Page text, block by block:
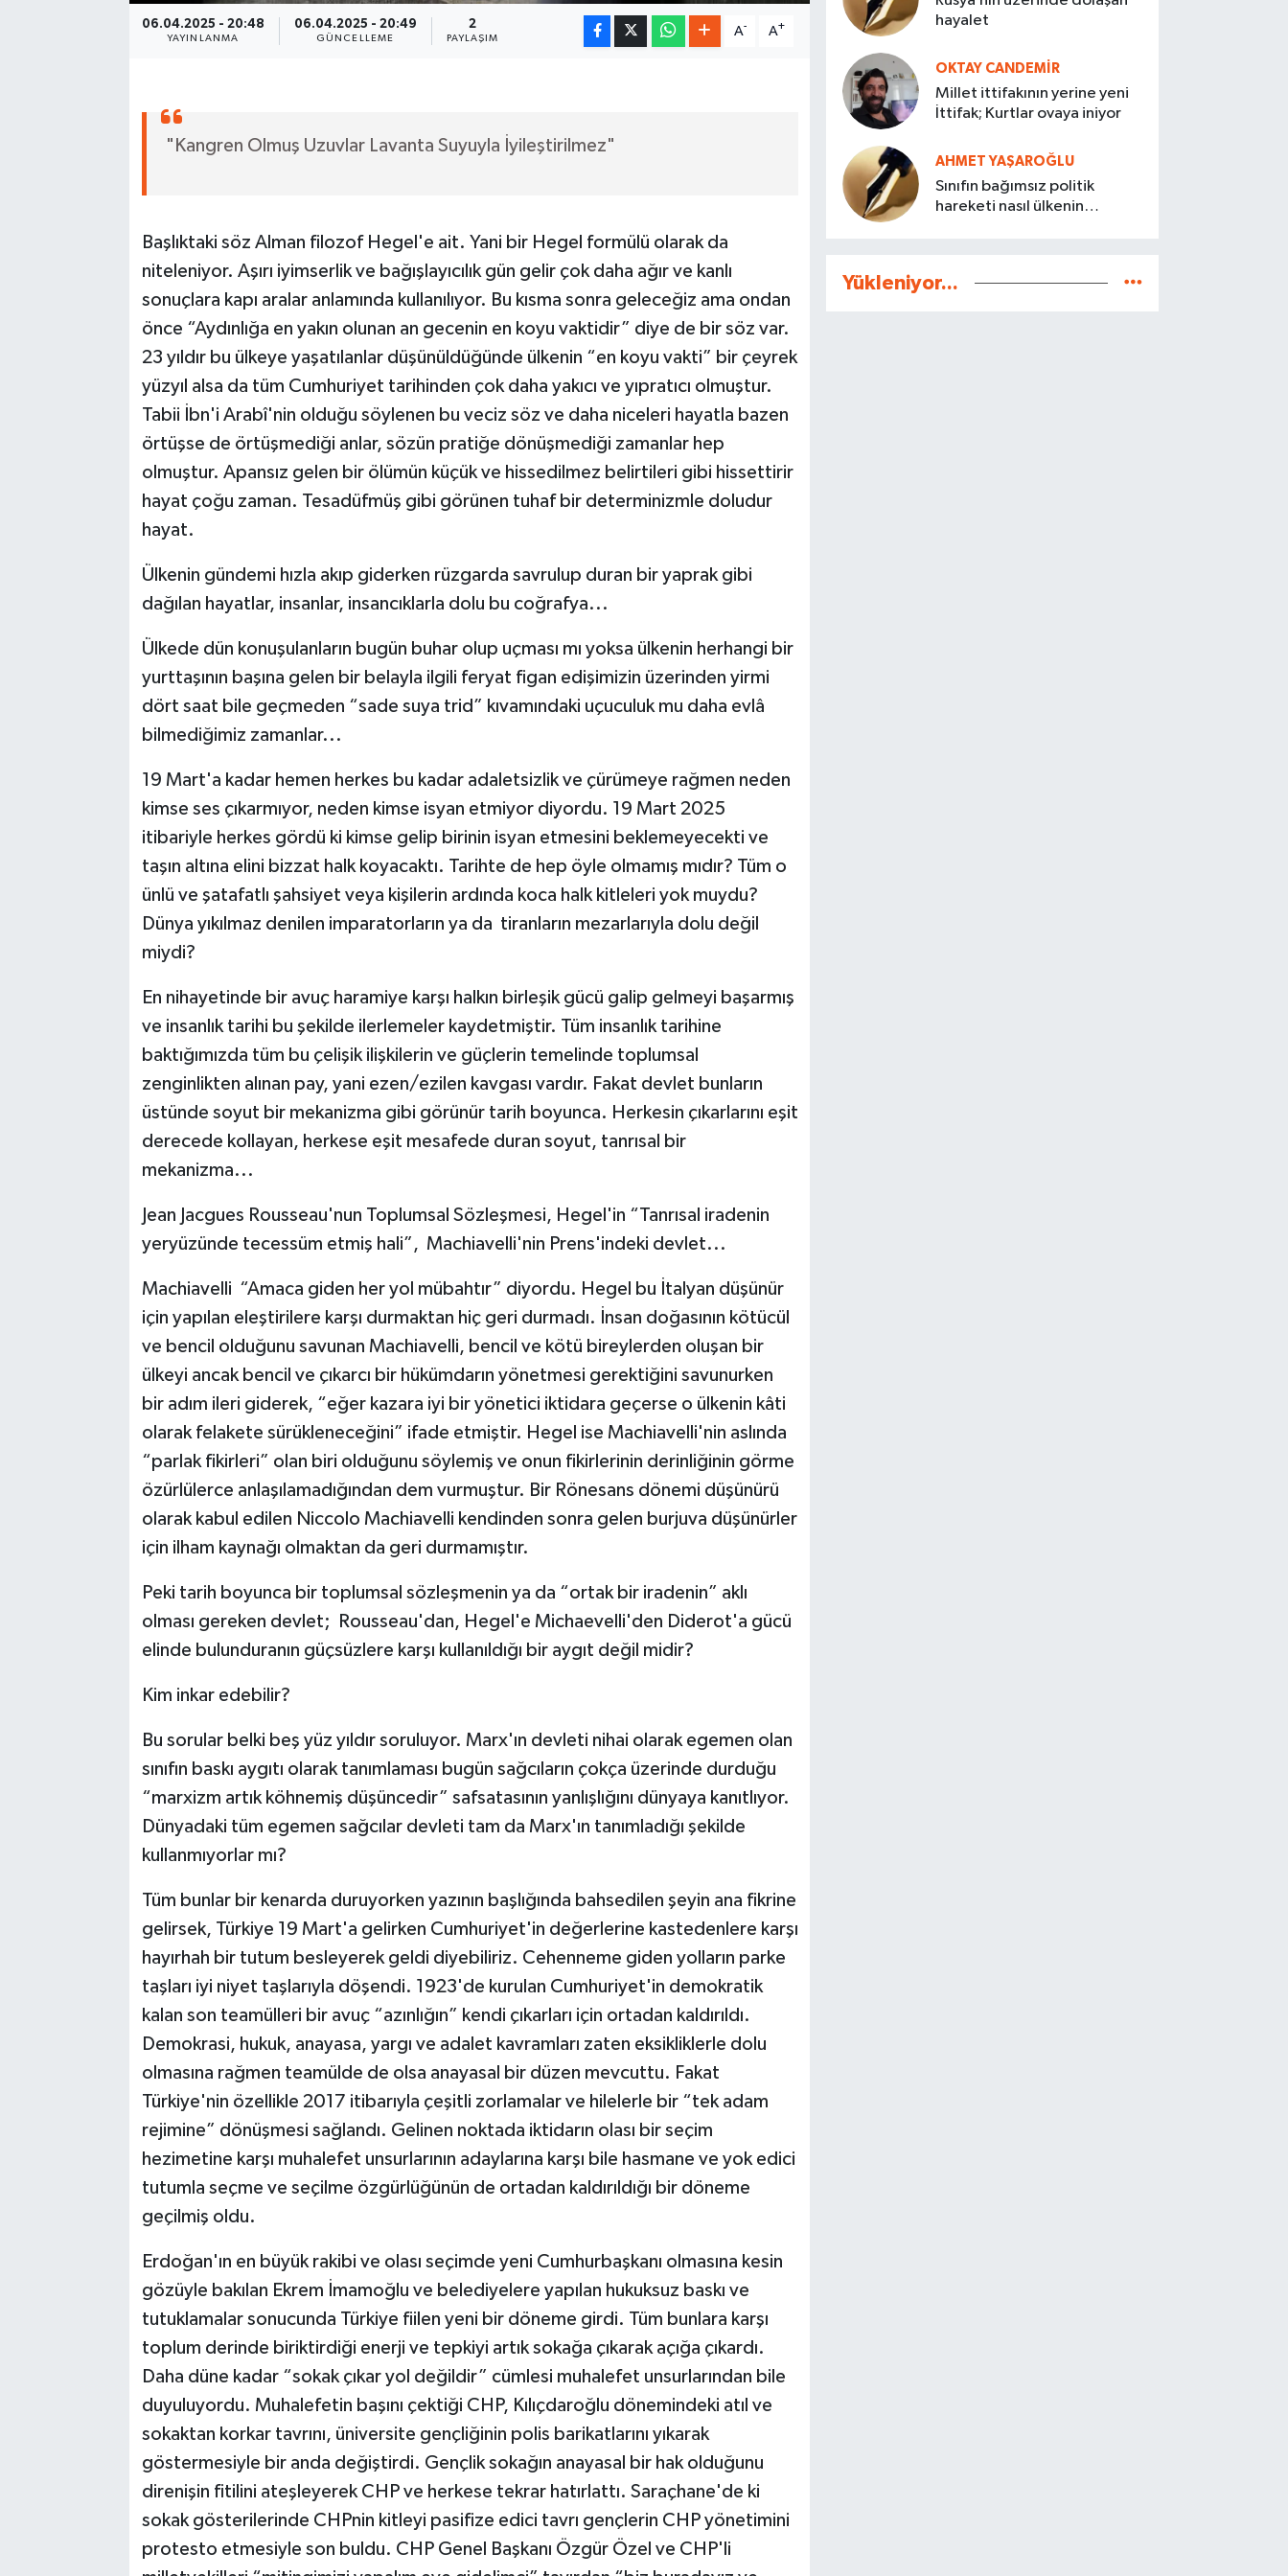
06.04.2025 - 20:48
YAYINLANMA
06.04.2025 - 20:49
GÜNCELLEME
2
PAYLAŞIM
A- A+
"Kangren Olmuş Uzuvlar Lavanta Suyuyla İyileştirilmez"
Başlıktaki söz Alman filozof Hegel'e ait. Yani bir Hegel formülü olarak da
niteleniyor. Aşırı iyimserlik ve bağışlayıcılık gün gelir çok daha ağır ve kanlı
sonuçlara kapı aralar anlamında kullanılıyor. Bu kısma sonra geleceğiz ama ondan
önce “Aydınlığa en yakın olunan an gecenin en koyu vaktidir” diye de bir söz var.
23 yıldır bu ülkeye yaşatılanlar düşünüldüğünde ülkenin “en koyu vakti” bir çeyrek
yüzyıl alsa da tüm Cumhuriyet tarihinden çok daha yakıcı ve yıpratıcı olmuştur.
Tabii İbn'i Arabî'nin olduğu söylenen bu veciz söz ve daha niceleri hayatla bazen
örtüşse de örtüşmediği anlar, sözün pratiğe dönüşmediği zamanlar hep
olmuştur. Apansız gelen bir ölümün küçük ve hissedilmez belirtileri gibi hissettirir
hayat çoğu zaman. Tesadüfmüş gibi görünen tuhaf bir determinizmle doludur
hayat.
Ülkenin gündemi hızla akıp giderken rüzgarda savrulup duran bir yaprak gibi
dağılan hayatlar, insanlar, insancıklarla dolu bu coğrafya...
Ülkede dün konuşulanların bugün buhar olup uçması mı yoksa ülkenin herhangi bir
yurttaşının başına gelen bir belayla ilgili feryat figan edişimizin üzerinden yirmi
dört saat bile geçmeden “sade suya trid” kıvamındaki uçuculuk mu daha evlâ
bilmediğimiz zamanlar...
19 Mart'a kadar hemen herkes bu kadar adaletsizlik ve çürümeye rağmen neden
kimse ses çıkarmıyor, neden kimse isyan etmiyor diyordu. 19 Mart 2025
itibariyle herkes gördü ki kimse gelip birinin isyan etmesini beklemeyecekti ve
taşın altına elini bizzat halk koyacaktı. Tarihte de hep öyle olmamış mıdır? Tüm o
ünlü ve şatafatlı şahsiyet veya kişilerin ardında koca halk kitleleri yok muydu?
Dünya yıkılmaz denilen imparatorların ya da tiranların mezarlarıyla dolu değil
miydi?
En nihayetinde bir avuç haramiye karşı halkın birleşik gücü galip gelmeyi başarmış
ve insanlık tarihi bu şekilde ilerlemeler kaydetmiştir. Tüm insanlık tarihine
baktığımızda tüm bu çelişik ilişkilerin ve güçlerin temelinde toplumsal
zenginlikten alınan pay, yani ezen/ezilen kavgası vardır. Fakat devlet bunların
üstünde soyut bir mekanizma gibi görünür tarih boyunca. Herkesin çıkarlarını eşit
derecede kollayan, herkese eşit mesafede duran soyut, tanrısal bir
mekanizma...
Jean Jacgues Rousseau'nun Toplumsal Sözleşmesi, Hegel'in “Tanrısal iradenin
yeryüzünde tecessüm etmiş hali”, Machiavelli'nin Prens'indeki devlet...
Machiavelli “Amaca giden her yol mübahtır” diyordu. Hegel bu İtalyan düşünür
için yapılan eleştirilere karşı durmaktan hiç geri durmadı. İnsan doğasının kötücül
ve bencil olduğunu savunan Machiavelli, bencil ve kötü bireylerden oluşan bir
ülkeyi ancak bencil ve çıkarcı bir hükümdarın yönetmesi gerektiğini savunurken
bir adım ileri giderek, “eğer kazara iyi bir yönetici iktidara geçerse o ülkenin kâti
olarak felakete sürükleneceğini” ifade etmiştir. Hegel ise Machiavelli'nin aslında
“parlak fikirleri” olan biri olduğunu söylemiş ve onun fikirlerinin derinliğinin görme
özürlülerce anlaşılamadığından dem vurmuştur. Bir Rönesans dönemi düşünürü
olarak kabul edilen Niccolo Machiavelli kendinden sonra gelen burjuva düşünürler
için ilham kaynağı olmaktan da geri durmamıştır.
Peki tarih boyunca bir toplumsal sözleşmenin ya da “ortak bir iradenin” aklı
olması gereken devlet; Rousseau'dan, Hegel'e Michaevelli'den Diderot'a gücü
elinde bulunduranın güçsüzlere karşı kullanıldığı bir aygıt değil midir?
Kim inkar edebilir?
Bu sorular belki beş yüz yıldır soruluyor. Marx'ın devleti nihai olarak egemen olan
sınıfın baskı aygıtı olarak tanımlaması bugün sağcıların çokça üzerinde durduğu
“marxizm artık köhnemiş düşüncedir” safsatasının yanlışlığını dünyaya kanıtlıyor.
Dünyadaki tüm egemen sağcılar devleti tam da Marx'ın tanımladığı şekilde
kullanmıyorlar mı?
Tüm bunlar bir kenarda duruyorken yazının başlığında bahsedilen şeyin ana fikrine
gelirsek, Türkiye 19 Mart'a gelirken Cumhuriyet'in değerlerine kastedenlere karşı
hayırhah bir tutum besleyerek geldi diyebiliriz. Cehenneme giden yolların parke
taşları iyi niyet taşlarıyla döşendi. 1923'de kurulan Cumhuriyet'in demokratik
kalan son teamülleri bir avuç “azınlığın” kendi çıkarları için ortadan kaldırıldı.
Demokrasi, hukuk, anayasa, yargı ve adalet kavramları zaten eksikliklerle dolu
olmasına rağmen teamülde de olsa anayasal bir düzen mevcuttu. Fakat
Türkiye'nin özellikle 2017 itibarıyla çeşitli zorlamalar ve hilelerle bir “tek adam
rejimine” dönüşmesi sağlandı. Gelinen noktada iktidarın olası bir seçim
hezimetine karşı muhalefet unsurlarının adaylarına karşı bile hasmane ve yok edici
tutumla seçme ve seçilme özgürlüğünün de ortadan kaldırıldığı bir döneme
geçilmiş oldu.
Erdoğan'ın en büyük rakibi ve olası seçimde yeni Cumhurbaşkanı olmasına kesin
gözüyle bakılan Ekrem İmamoğlu ve belediyelere yapılan hukuksuz baskı ve
tutuklamalar sonucunda Türkiye fiilen yeni bir döneme girdi. Tüm bunlara karşı
toplum derinde biriktirdiği enerji ve tepkiyi artık sokağa çıkarak açığa çıkardı.
Daha düne kadar “sokak çıkar yol değildir” cümlesi muhalefet unsurlarından bile
duyuluyordu. Muhalefetin başını çektiği CHP, Kılıçdaroğlu dönemindeki atıl ve
sokaktan korkar tavrını, üniversite gençliğinin polis barikatlarını yıkarak
göstermesiyle bir anda değiştirdi. Gençlik sokağın anayasal bir hak olduğunu
direnişin fitilini ateşleyerek CHP ve herkese tekrar hatırlattı. Saraçhane'de ki
sokak gösterilerinde CHPnin kitleyi pasifize edici tavrı gençlerin CHP yönetimini
protesto etmesiyle son buldu. CHP Genel Başkanı Özgür Özel ve CHP'li
hayalet
OKTAY CANDEMIR
Millet ittifakının yerine yeni
İttifak; Kurtlar ovaya iniyor
AHMET YAŞAROĞLU
Sınıfın bağımsız politik
hareketi nasıl ülkenin
Yükleniyor...